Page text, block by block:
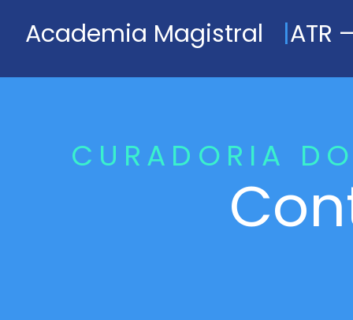
Academia Magistral ATR
CURADORIA